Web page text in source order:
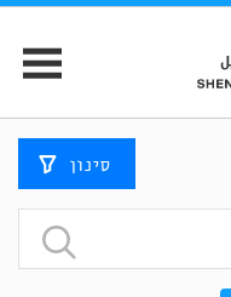
סינון